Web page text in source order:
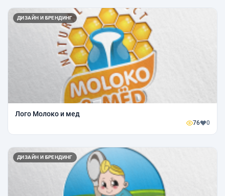
ДИЗАЙН И БРЕНДИНГ
Лого Молоко и мед
76 0
ДИЗАЙН И БРЕНДИНГ